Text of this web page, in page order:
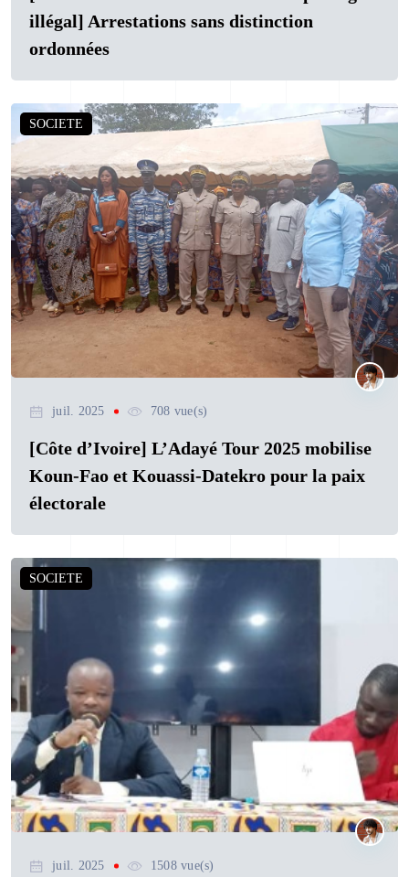
illégal] Arrestations sans distinction
ordonnées
SOCIETE
juil. 2025 708 vue(s)
[Côte d’Ivoire] L’Adayé Tour 2025 mobilise
Koun-Fao et Kouassi-Datekro pour la paix
électorale
SOCIETE
juil. 2025 1508 vue(s)